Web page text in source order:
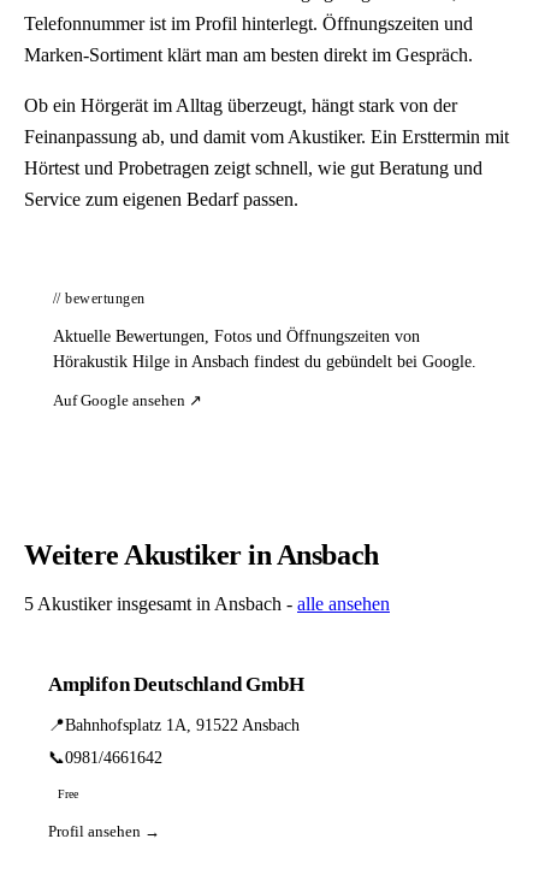
Telefonnummer ist im Profil hinterlegt. Öffnungszeiten und
Marken-Sortiment klärt man am besten direkt im Gespräch.
Ob ein Hörgerät im Alltag überzeugt, hängt stark von der
Feinanpassung ab, und damit vom Akustiker. Ein Ersttermin mit
Hörtest und Probetragen zeigt schnell, wie gut Beratung und
Service zum eigenen Bedarf passen.
// bewertungen
Aktuelle Bewertungen, Fotos und Öffnungszeiten von
Hörakustik Hilge in Ansbach findest du gebündelt bei Google.
Auf Google ansehen ↗
Weitere Akustiker in Ansbach
5 Akustiker insgesamt in Ansbach - alle ansehen
Amplifon Deutschland GmbH
📍Bahnhofsplatz 1A, 91522 Ansbach
📞0981/4661642
Free
Profil ansehen →